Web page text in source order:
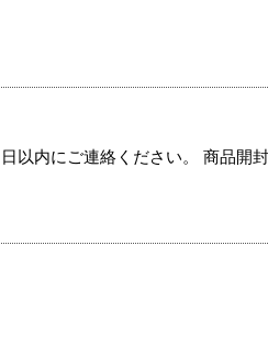
以内にご連絡ください。 商品開